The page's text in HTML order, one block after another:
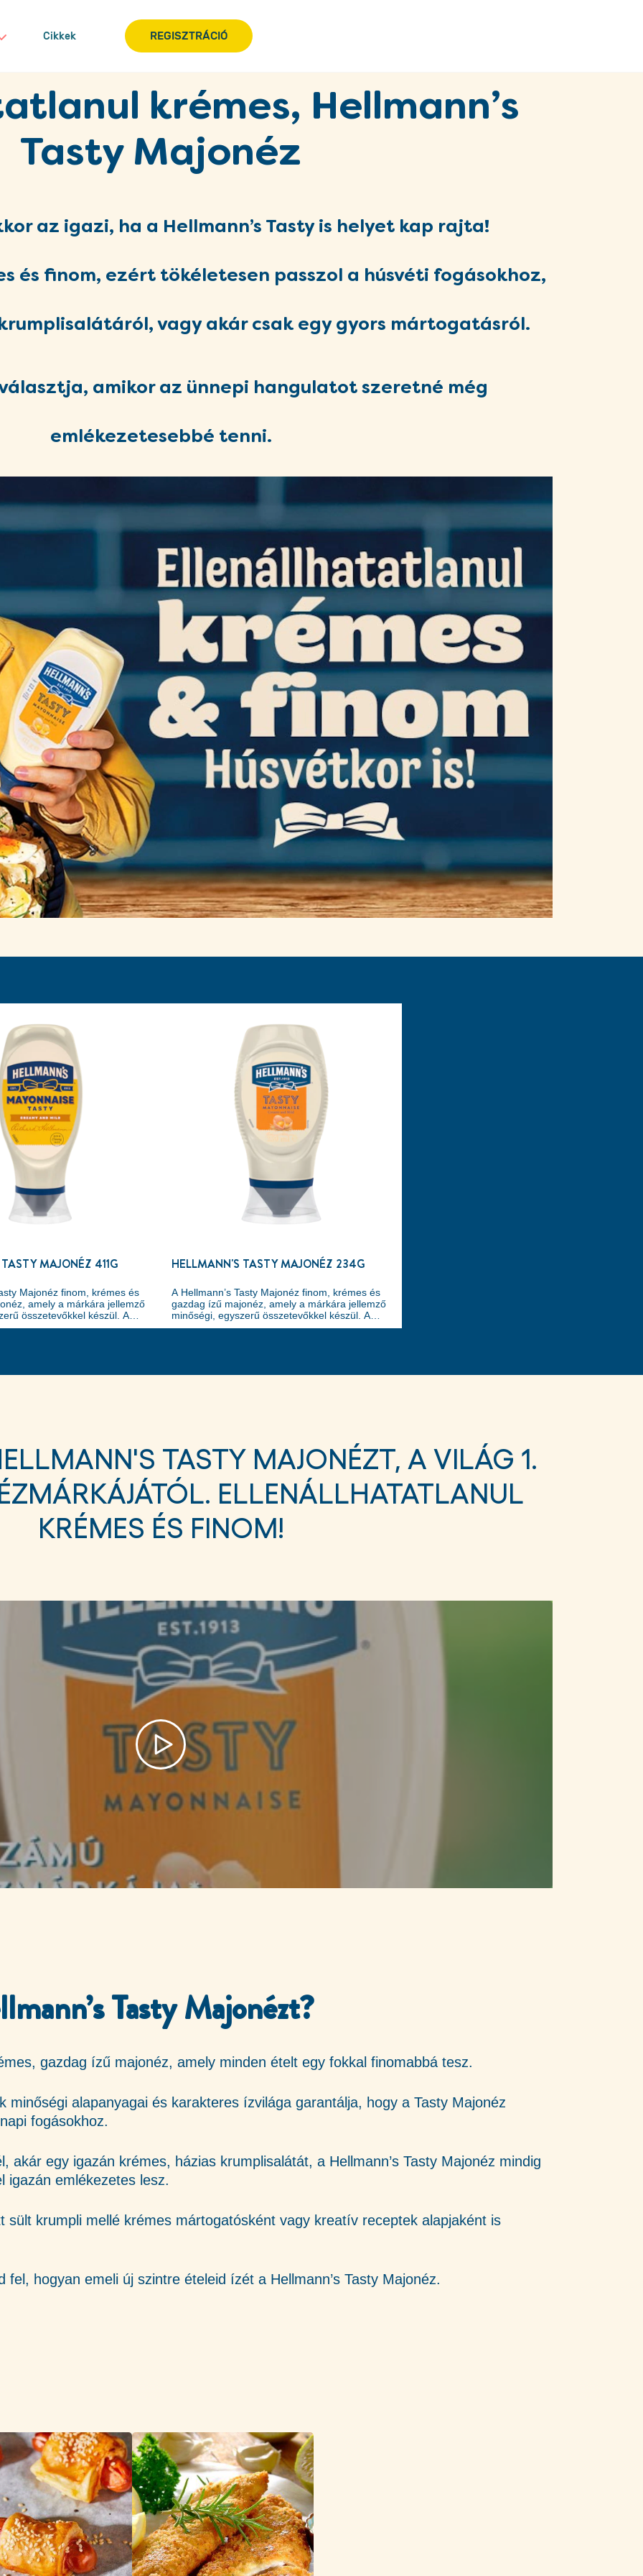
Cikkek REGISZTRÁCIÓ
krémes, Hellmann’s
Tasty Majonéz
az igazi, ha a Hellmann’s Tasty is helyet kap rajta!
és finom, ezért tökéletesen passzol a húsvéti fogásokhoz,
vagy akár csak egy gyors mártogatásról.
amikor az ünnepi hangulatot szeretné még
emlékezetesebbé tenni.
MAJONÉZ 411G
Majonéz finom, krémes és
amely a márkára jellemző
összetevőkkel készül. A
majonézmárkájaként
HELLMANN'S TASTY MAJONÉZ 234G
A Hellmann’s Tasty Majonéz finom, krémes és
gazdag ízű majonéz, amely a márkára jellemző
minőségi, egyszerű összetevőkkel készül. A
világ első számú majonézmárkájaként
TASTY MAJONÉZT, A VILÁG 1.
ELLENÁLLHATATLANUL
KRÉMES ÉS FINOM!
Play video Hellmann's 💙| Tasty Majonéz 🥪 | Ellenállhatatlanul krémes és finom 😋
Tasty Majonézt?
gazdag ízű majonéz, amely minden ételt egy fokkal finomabbá tesz.
minőségi alapanyagai és karakteres ízvilága garantálja, hogy a Tasty Majonéz
fogásokhoz.
akár egy igazán krémes, házias krumplisalátát, a Hellmann’s Tasty Majonéz mindig
igazán emlékezetes lesz.
sült krumpli mellé krémes mártogatósként vagy kreatív receptek alapjaként is
hogyan emeli új szintre ételeid ízét a Hellmann’s Tasty Majonéz.